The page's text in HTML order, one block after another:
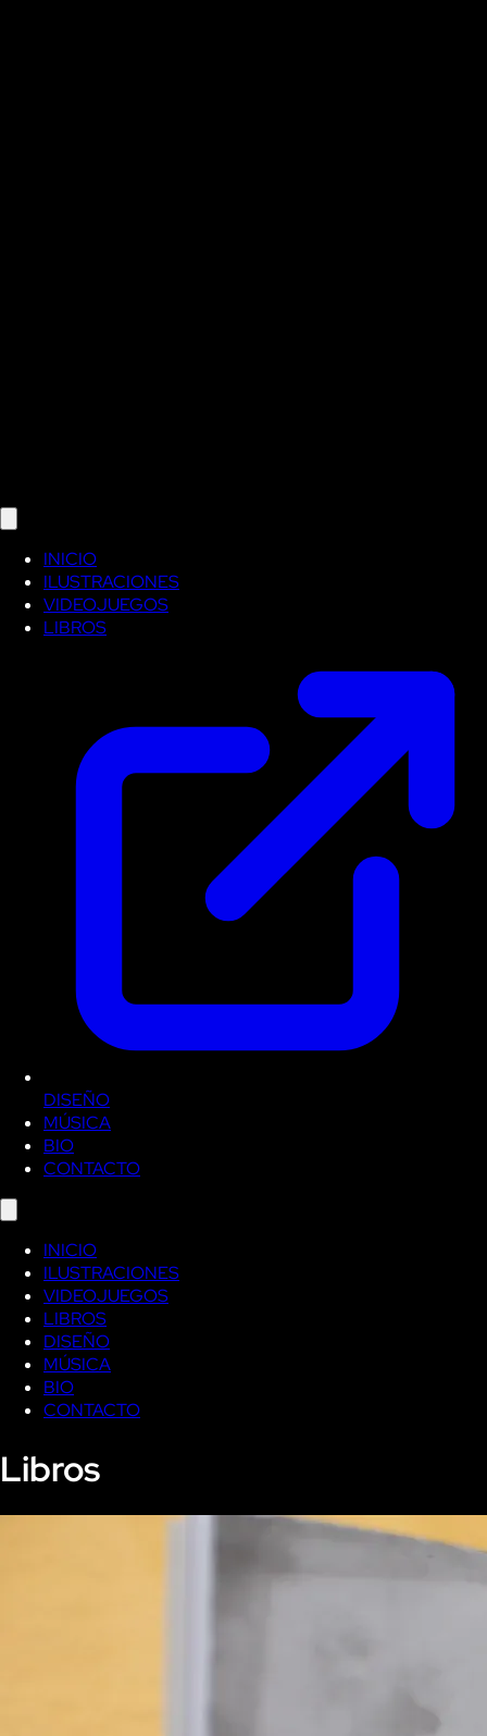
INICIO
ILUSTRACIONES
VIDEOJUEGOS
LIBROS
DISEÑO
MÚSICA
BIO
CONTACTO
INICIO
ILUSTRACIONES
VIDEOJUEGOS
LIBROS
DISEÑO
MÚSICA
BIO
CONTACTO
Libros